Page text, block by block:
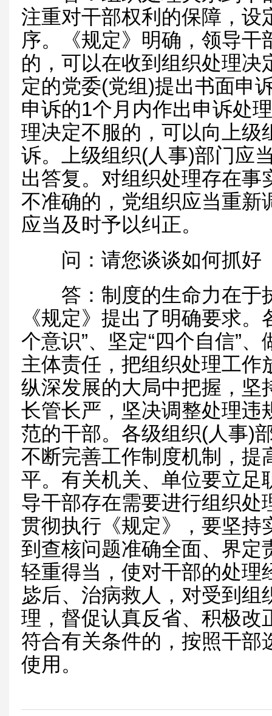
注重对干部权利的保障，设
序。《规定》明确，领导干
的，可以在收到组织处理决
定的党委(党组)提出书面申
申诉的1个月内作出申诉处
理决定不服的，可以向上级
诉。上级组织(人事)部门应
出答复。对组织处理存在事
不准确的，党组织应当重新
应当及时予以纠正。
问：请您谈谈如何抓好
答：制度的生命力在于
《规定》提出了明确要求
个意识”、坚定“四个自信”
主体责任，把组织处理工作
纵深发展的大局中把握，坚
长管长严，坚决调整处理违
范的干部。各级组织(人事)
不断完善工作制度机制，提
平。有关机关、单位要立足
导干部存在需要进行组织处
贯彻执行《规定》，要坚持
到查核问题准确全面、界定
轻重得当，使对干部的处理
毖后、治病救人，对受到组
理，督促认真反省、积极改
符合有关条件的，按照干部
使用。